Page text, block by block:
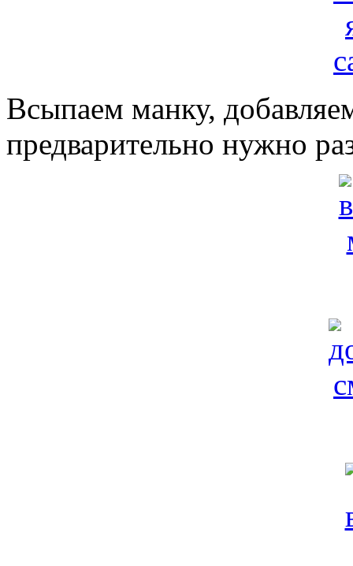
Всыпаем манку,
предварительно нужно